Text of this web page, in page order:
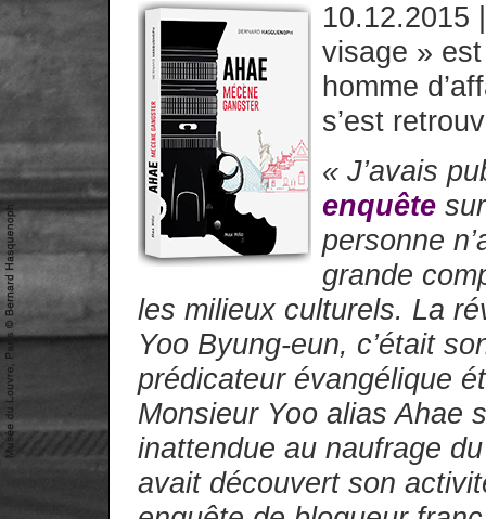
10.12.2015
visage »
homme
s’est
« J’avais
enquête
personne
grande
les milieux culturels. La
Yoo Byung-eun, c’était
prédicateur évangélique
Monsieur Yoo alias Ahae
inattendue au naufrage
avait découvert son